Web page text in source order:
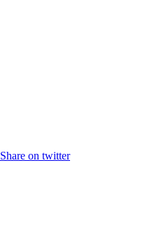
Share on twitter